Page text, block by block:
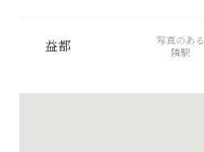
益都
写真のある
隣駅